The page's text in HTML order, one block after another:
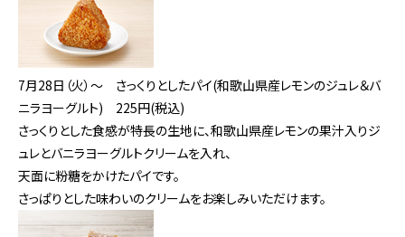
7月28日（火）～ さっくりとしたパイ(和歌山県産レモンのジュレ＆バ
ニラヨーグルト)
225円(税込)
さっくりとした食感が特長の生地に、和歌山県産レモンの果汁入りジ
ュレとバニラヨーグルトクリームを入れ、
天面に粉糖をかけたパイです。
さっぱりとした味わいのクリームをお楽しみいただけます。